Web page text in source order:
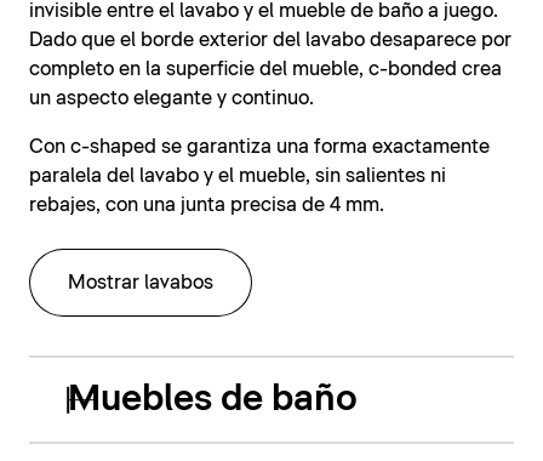
invisible entre el lavabo y el mueble de baño a juego.
Dado que el borde exterior del lavabo desaparece por
completo en la superficie del mueble, c-bonded crea
un aspecto elegante y continuo.
Con c-shaped se garantiza una forma exactamente
paralela del lavabo y el mueble, sin salientes ni
rebajes, con una junta precisa de 4 mm.
Mostrar lavabos
Muebles de baño